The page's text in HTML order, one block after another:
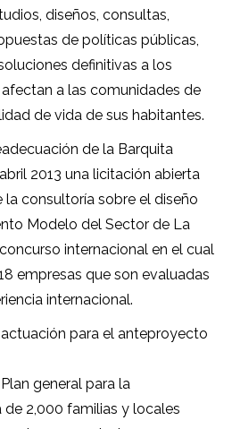
diseños, consultas,
de políticas públicas,
definitivas a los
a las comunidades de
de vida de sus habitantes.
de la Barquita
2013 una licitación abierta
consultoría sobre el diseño
Modelo del Sector de La
internacional en el cual
empresas que son evaluadas
internacional.
para el anteproyecto
general para la
2,000 familias y locales